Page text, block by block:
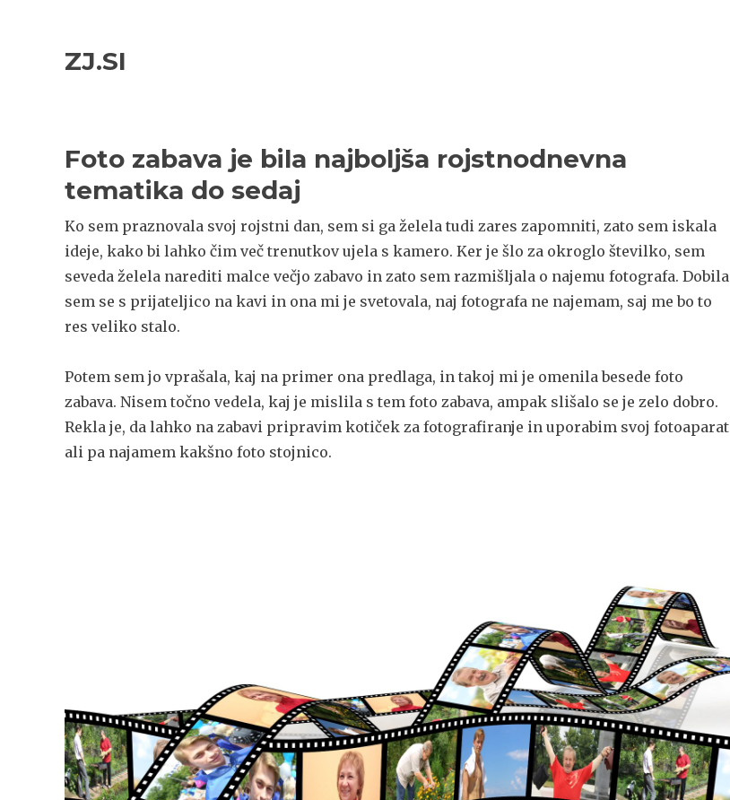
navigationZJ.SI
Foto zabava je bila najboljša rojstnodnevna
tematika do sedaj
Ko sem praznovala svoj rojstni dan, sem si ga želela tudi zares zapomniti, zato sem iskala
ideje, kako bi lahko čim več trenutkov ujela s kamero. Ker je šlo za okroglo številko, sem
seveda želela narediti malce večjo zabavo in zato sem razmišljala o najemu fotografa. Dobila
sem se s prijateljico na kavi in ona mi je svetovala, naj fotografa ne najemam, saj me bo to
res veliko stalo.
Potem sem jo vprašala, kaj na primer ona predlaga, in takoj mi je omenila besede foto
zabava. Nisem točno vedela, kaj je mislila s tem foto zabava, ampak slišalo se je zelo dobro.
Rekla je, da lahko na zabavi pripravim kotiček za fotografiranje in uporabim svoj fotoaparat
ali pa najamem kakšno foto stojnico.